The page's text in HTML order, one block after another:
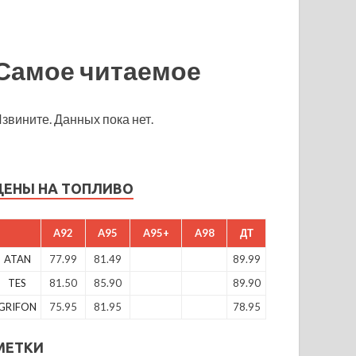
читаемое
Данных пока нет.
НА ТОПЛИВО
A92 A95 A95+ A98 ДТ
ATAN 77.99 81.49
89.99
TES
81.50 85.90
89.90
75.95 81.95 78.95